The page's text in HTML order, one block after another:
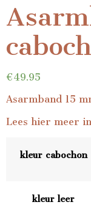
€49.95
Asarmband 15
Lees hier meer
kleur cabochon
kleur leer